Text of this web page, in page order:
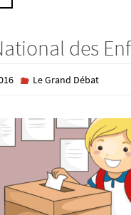
des
Le Grand Débat